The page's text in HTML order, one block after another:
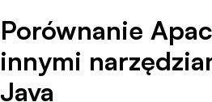
Porównanie
innymi
Java